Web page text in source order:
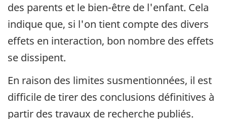
des parents et le bien-être de l'enfant. Cela
indique que, si l'on tient compte des divers
effets en interaction, bon nombre des effets
se dissipent.
En raison des limites susmentionnées, il est
difficile de tirer des conclusions définitives à
partir des travaux de recherche publiés.